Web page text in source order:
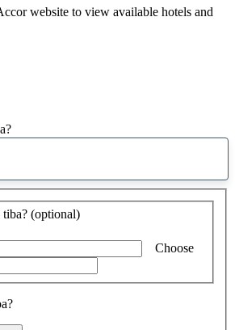
website to view available hotels and
saran
ditemukan
(optional)
Choose